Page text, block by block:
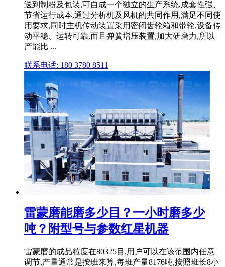
送到制粉及包装,可自成一个独立的生产系统,成套性强、
节省运行成本,通过分析机及风机的共同作用,满足不同使
用要求,同时主机传动装置采用密闭齿轮箱和带轮,设备传
动平稳、运转可靠,而且弹簧增压装置,加大研磨力,所以
产能比 ...
联系电话: 180 3780 8511
雷蒙磨能磨多少目？一小时磨多少
吨？附型号与参数红星机器
雷蒙磨的成品粒度在80325目,用户可以在该范围内任意
调节,产量通常是按班来算,每班产量8176吨,按照班长8小